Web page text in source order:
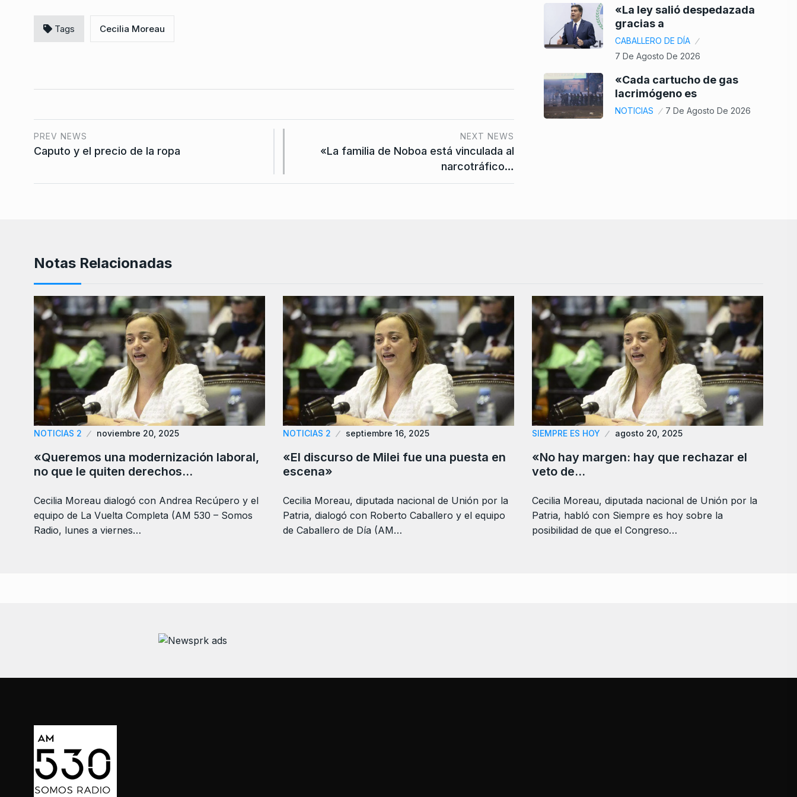
Tags Cecilia Moreau
PREV NEWS
Caputo y el precio de la ropa
NEXT NEWS
«La familia de Noboa está vinculada al
narcotráfico…
«La ley salió despedazada
gracias a
CABALLERO DE DÍA
7 De Agosto De 2026
«Cada cartucho de gas
lacrimógeno es
NOTICIAS 7 De Agosto De 2026
Notas Relacionadas
NOTICIAS 2 noviembre 20, 2025
«Queremos una modernización laboral,
no que le quiten derechos…
Cecilia Moreau dialogó con Andrea Recúpero y el
equipo de La Vuelta Completa (AM 530 – Somos
Radio, lunes a viernes…
NOTICIAS 2 septiembre 16, 2025
«El discurso de Milei fue una puesta en
escena»
Cecilia Moreau, diputada nacional de Unión por la
Patria, dialogó con Roberto Caballero y el equipo
de Caballero de Día (AM…
SIEMPRE ES HOY agosto 20, 2025
«No hay margen: hay que rechazar el
veto de…
Cecilia Moreau, diputada nacional de Unión por la
Patria, habló con Siempre es hoy sobre la
posibilidad de que el Congreso…